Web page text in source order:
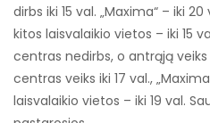
dirbs iki 15 val. „Maxima“ – iki
kitos laisvalaikio vietos – iki 15
centras nedirbs, o antrąją
centras veiks iki 17 val.,
laisvalaikio vietos – iki 19 val.